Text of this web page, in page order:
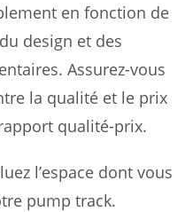
en fonction de
design et des
Assurez-vous
la qualité et le prix
qualité-prix.
l’espace dont vous
pump track.